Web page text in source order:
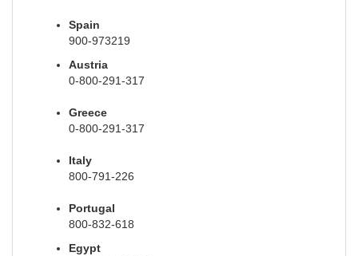
Spain
900-973219
Austria
0-800-291-317
Greece
0-800-291-317
Italy
800-791-226
Portugal
800-832-618
Egypt